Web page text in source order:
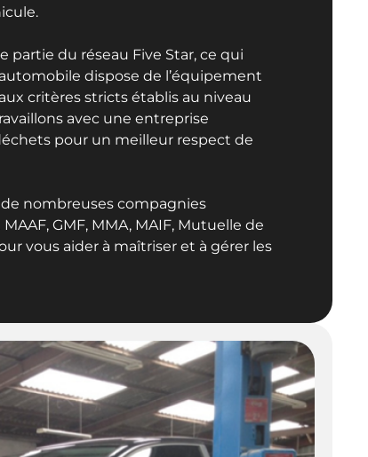
partie du réseau Five Star, ce qui
dispose de l’équipement
critères stricts établis au niveau
avec une entreprise
pour un meilleur respect de
nombreuses compagnies
GMF, MMA, MAIF, Mutuelle de
vous aider à maîtriser et à gérer les